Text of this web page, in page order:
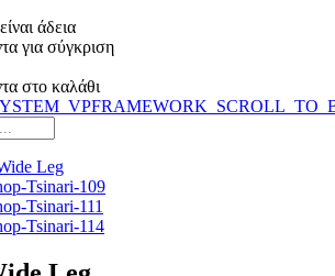
άδεια
για σύγκριση
στο καλάθι